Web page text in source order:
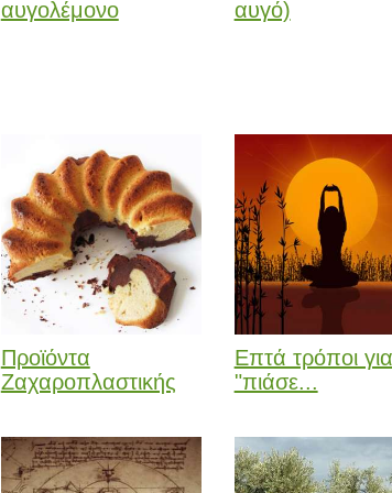
αυγολέμονο αυγό)
Προϊόντα
Ζαχαροπλαστικής
Επτά τρόποι
"πιάσε...